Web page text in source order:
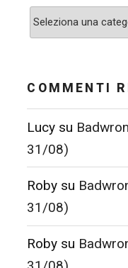
Categorie
COMMENTI
Lucy su
31/08)
Roby su
31/08)
Roby su